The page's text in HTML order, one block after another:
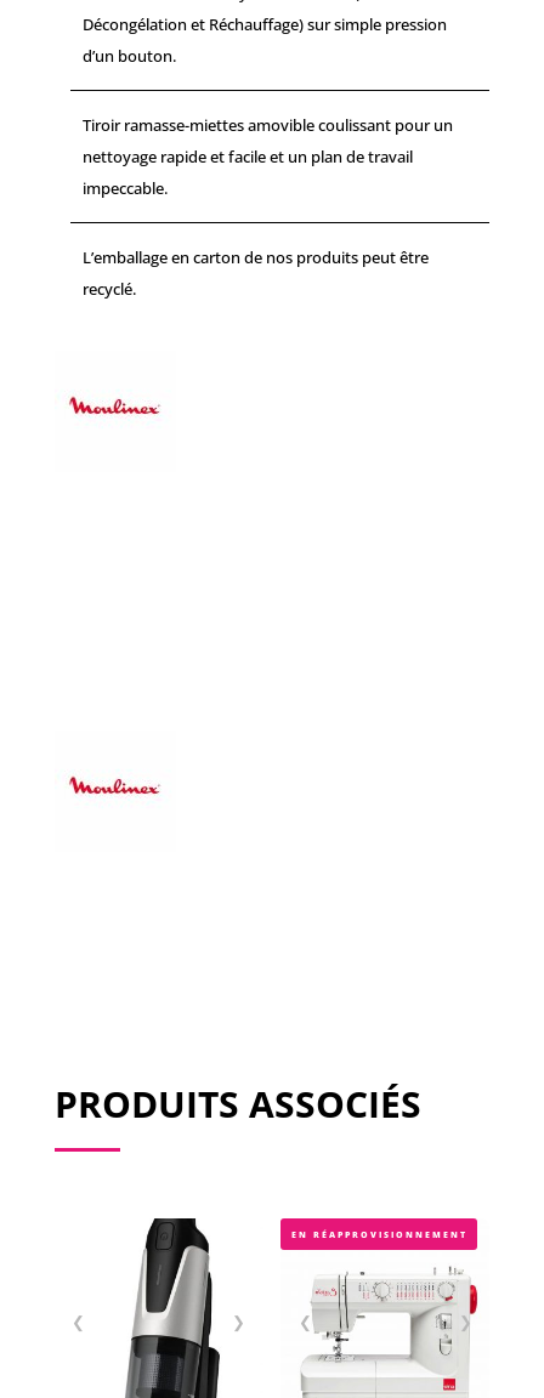
Décongélation et Réchauffage) sur simple pression
d’un bouton.
Tiroir ramasse-miettes amovible coulissant pour un
nettoyage rapide et facile et un plan de travail
impeccable.
L’emballage en carton de nos produits peut être
recyclé.
PRODUITS ASSOCIÉS
❮ ❯
EN RÉAPPROVISIONNEMENT
❮ ❯